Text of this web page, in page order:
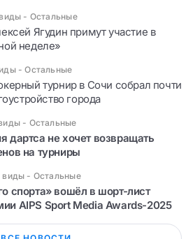
- Остальные
Ягудин примут участие в
неделе»
- Остальные
турнир в Сочи собрал почти
города
- Остальные
дартса не хочет возвращать
на турниры
виды - Остальные
спорта» вошёл в шорт-лист
AIPS Sport Media Awards-2025